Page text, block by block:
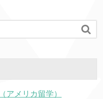

アメリカ留学）